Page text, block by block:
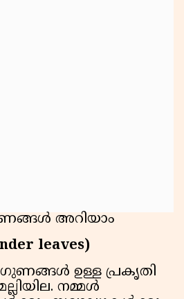
അറിയാം
leaves)
ഉള്ള പ്രകൃതി
നമ്മള്‍